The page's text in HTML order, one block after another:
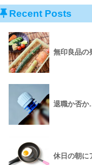
Recent Posts
無印良品の
退職か否か
休日の朝に